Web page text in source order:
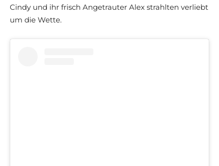
Cindy und ihr frisch Angetrauter Alex strahlten verliebt
um die Wette.